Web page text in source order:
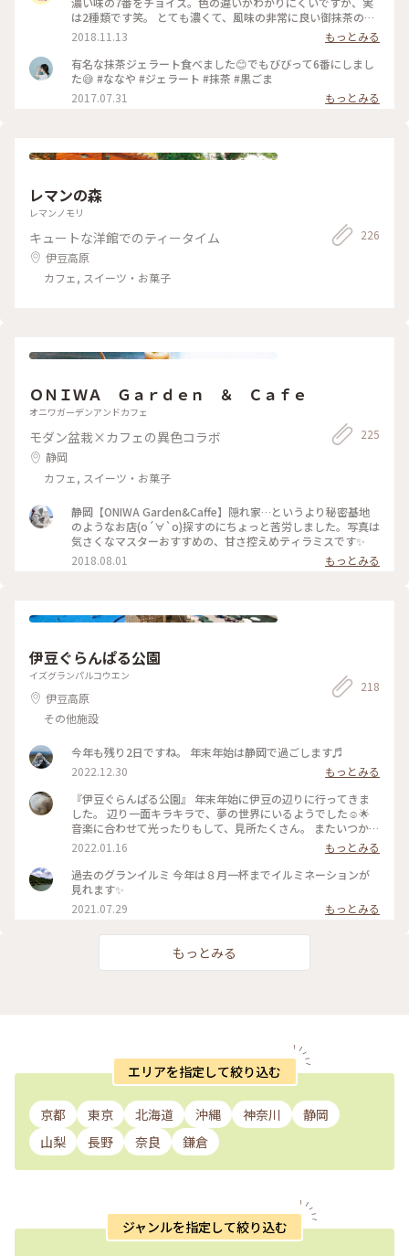
は2種類です笑。 とても濃くて、風味の非常に良い御抹茶のア
イスです。静岡に行った際は是非✨ #アイス#静岡#ななや#抹
茶
2018.11.13
もっとみる
有名な抹茶ジェラート食べました😊でもびびって6番にしまし
た😅 #ななや #ジェラート #抹茶 #黒ごま
2017.07.31
もっとみる
レマンの森
レマンノモリ
キュートな洋館でのティータイム
伊豆高原
カフェ, スイーツ・お菓子
226
ＯＮＩＷＡ Ｇａｒｄｅｎ ＆ Ｃａｆｅ
オニワガーデンアンドカフェ
モダン盆栽×カフェの異色コラボ
静岡
カフェ, スイーツ・お菓子
225
静岡【ONIWA Garden&Caffe】隠れ家…というより秘密基地
のようなお店(о´∀`о)探すのにちょっと苦労しました。写真は
気さくなマスターおすすめの、甘さ控えめティラミスです✨
2018.08.01
もっとみる
伊豆ぐらんぱる公園
イズグランパルコウエン
伊豆高原
その他施設
218
今年も残り2日ですね。 年末年始は静岡で過ごします♬
2022.12.30
もっとみる
『伊豆ぐらんぱる公園』 年末年始に伊豆の辺りに行ってきま
した。 辺り一面キラキラで、夢の世界にいるようでした☺︎🌟
音楽に合わせて光ったりもして、見所たくさん。 またいつか、
絶対に行きたいです！！ #イルミネーション #伊豆ぐらんぱる
公園 #グランイルミ #静岡
2022.01.16
もっとみる
過去のグランイルミ 今年は８月一杯までイルミネーションが
見れます✨
2021.07.29
もっとみる
もっとみる
エリアを指定して絞り込む
京都 東京 北海道 沖縄 神奈川
静岡
山梨
長野 奈良 鎌倉
ジャンルを指定して絞り込む